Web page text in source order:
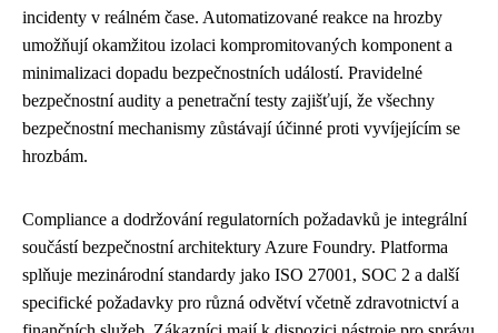
incidenty v reálném čase. Automatizované reakce na hrozby
umožňují okamžitou izolaci kompromitovaných komponent a
minimalizaci dopadu bezpečnostních událostí. Pravidelné
bezpečnostní audity a penetrační testy zajišťují, že všechny
bezpečnostní mechanismy zůstávají účinné proti vyvíjejícím se
hrozbám.
Compliance a dodržování regulatorních požadavků je integrální
součástí bezpečnostní architektury Azure Foundry. Platforma
splňuje mezinárodní standardy jako ISO 27001, SOC 2 a další
specifické požadavky pro různá odvětví včetně zdravotnictví a